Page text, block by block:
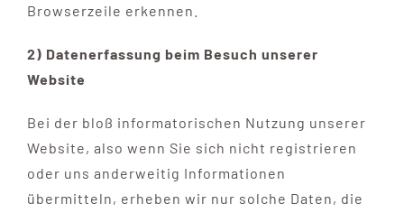
Browserzeile erkennen.
2) Datenerfassung beim Besuch unserer
Website
Bei der bloß informatorischen Nutzung unserer
Website, also wenn Sie sich nicht registrieren
oder uns anderweitig Informationen
übermitteln, erheben wir nur solche Daten, die